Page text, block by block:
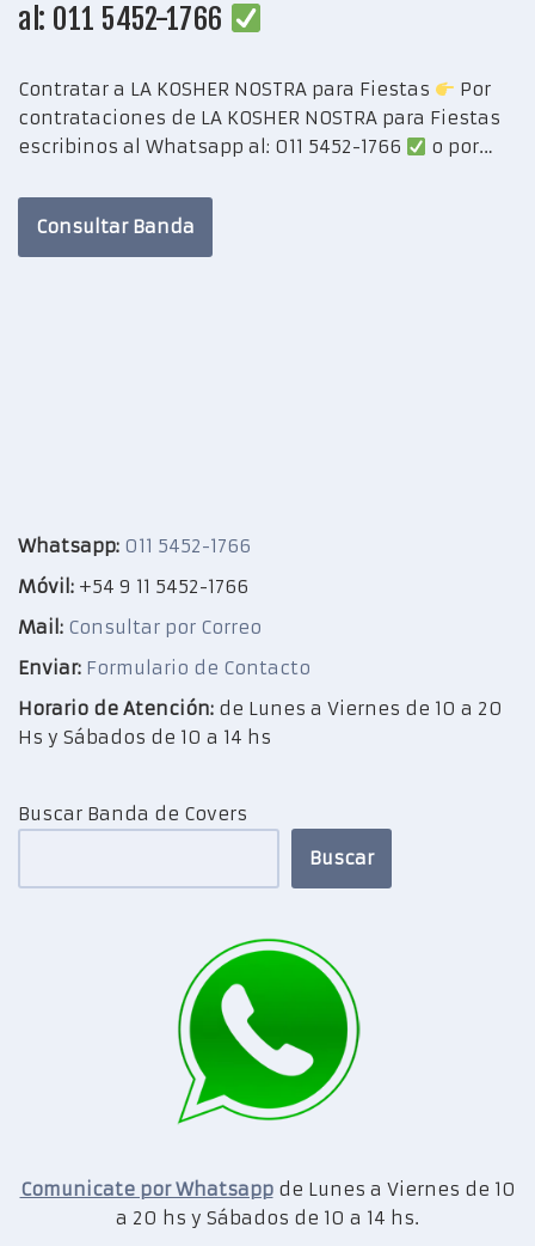
al: 011 5452-1766
Contratar a LA KOSHER NOSTRA para Fiestas
Por
contrataciones de LA KOSHER NOSTRA para Fiestas
escribinos al Whatsapp al: 011 5452-1766
o por…
Consultar Banda
Whatsapp: 011 5452-1766
Móvil: +54 9 11 5452-1766
Mail: Consultar por Correo
Enviar: Formulario de Contacto
Horario de Atención: de Lunes a Viernes de 10 a 20
Hs y Sábados de 10 a 14 hs
Buscar Banda de Covers
Buscar
Comunicate por Whatsappde Lunes a Viernes de 10
a 20 hs y Sábados de 10 a 14 hs.